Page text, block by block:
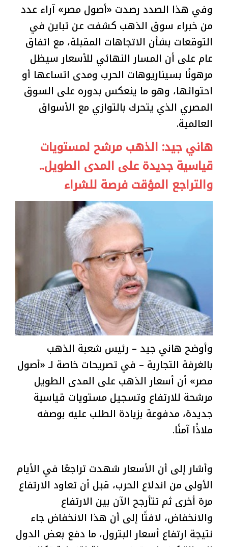
وفي هذا الصدد رصدت «أصول مصر» آراء عدد
من خبراء سوق الذهب كشفت عن تباين في
التوقعات بشأن الاتجاهات المقبلة، مع اتفاق
عام على أن المسار النهائي للأسعار سيظل
مرهونًا بسيناريوهات الحرب ومدى اتساعها أو
احتوائها، وهو ما ينعكس بدوره على السوق
المصري الذي يتحرك بالتوازي مع الأسواق
العالمية.
هاني جيد: الذهب مرشح لمستويات
قياسية جديدة على المدى الطويل..
والتراجع المؤقت فرصة للشراء
وأوضح هاني جيد – رئيس شعبة الذهب
بالغرفة التجارية – في تصريحات خاصة لـ «أصول
مصر» أن أسعار الذهب على المدى الطويل
مرشحة للارتفاع وتسجيل مستويات قياسية
جديدة، مدفوعة بزيادة الطلب عليه بوصفه
ملاذًا آمنًا.
وأشار إلى أن الأسعار شهدت تراجعًا في الأيام
الأولى من اندلاع الحرب، قبل أن تعاود الارتفاع
مرة أخرى ثم تتأرجح الآن بين الارتفاع
والانخفاض، لافتًا إلى أن هذا الانخفاض جاء
نتيجة ارتفاع أسعار البترول، ما دفع بعض الدول